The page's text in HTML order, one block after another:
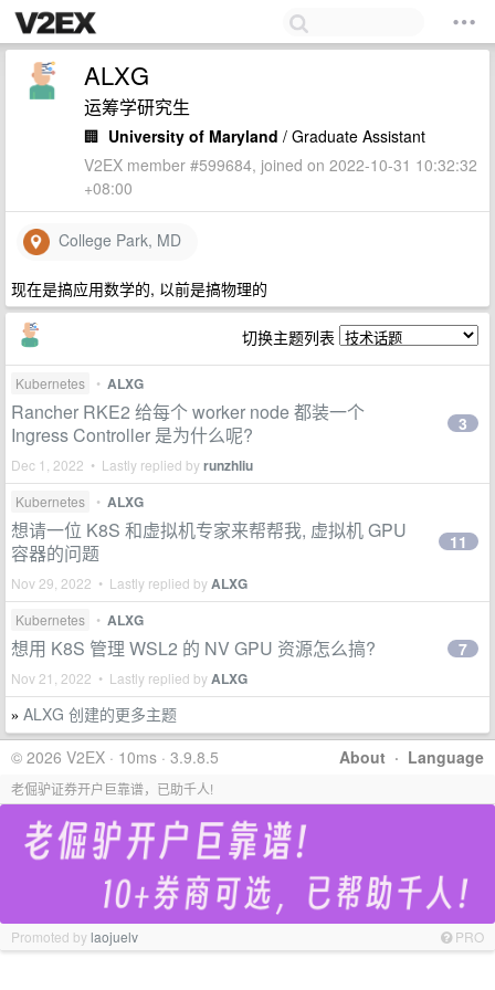
ALXG
运筹学研究生
🏢 University of Maryland / Graduate Assistant
V2EX member #599684, joined on 2022-10-31 10:32:32
+08:00
College Park, MD
现在是搞应用数学的, 以前是搞物理的
切换主题列表
Kubernetes • ALXG
Rancher RKE2 给每个 worker node 都装一个
Ingress Controller 是为什么呢?
Dec 1, 2022 • Lastly replied byrunzhliu
3
Kubernetes • ALXG
想请一位 K8S 和虚拟机专家来帮帮我, 虚拟机 GPU
容器的问题
Nov 29, 2022 • Lastly replied byALXG
11
Kubernetes • ALXG
想用 K8S 管理 WSL2 的 NV GPU 资源怎么搞?
Nov 21, 2022 • Lastly replied byALXG
7
» ALXG 创建的更多主题
About · Language
© 2026 V2EX · 10ms · 3.9.8.5
老倔驴证券开户巨靠谱，已助千人!
Promoted bylaojuelv PRO